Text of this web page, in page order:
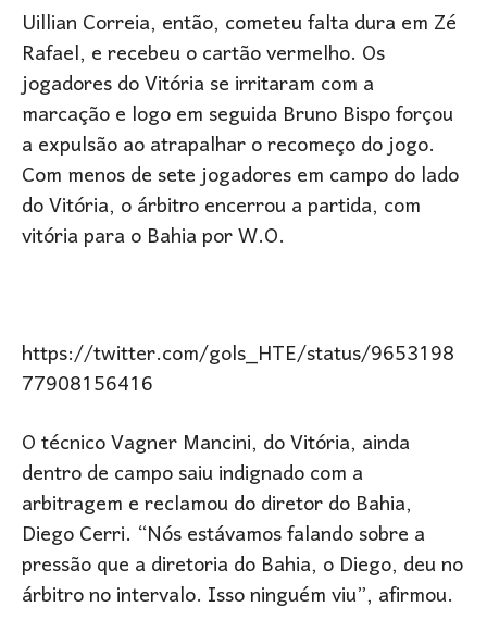
Uillian Correia, então, cometeu falta dura em Zé
Rafael, e recebeu o cartão vermelho. Os
jogadores do Vitória se irritaram com a
marcação e logo em seguida Bruno Bispo forçou
a expulsão ao atrapalhar o recomeço do jogo.
Com menos de sete jogadores em campo do lado
do Vitória, o árbitro encerrou a partida, com
vitória para o Bahia por W.O.
https://twitter.com/gols_HTE/status/9653198
77908156416
O técnico Vagner Mancini, do Vitória, ainda
dentro de campo saiu indignado com a
arbitragem e reclamou do diretor do Bahia,
Diego Cerri. “Nós estávamos falando sobre a
pressão que a diretoria do Bahia, o Diego, deu no
árbitro no intervalo. Isso ninguém viu”, afirmou.